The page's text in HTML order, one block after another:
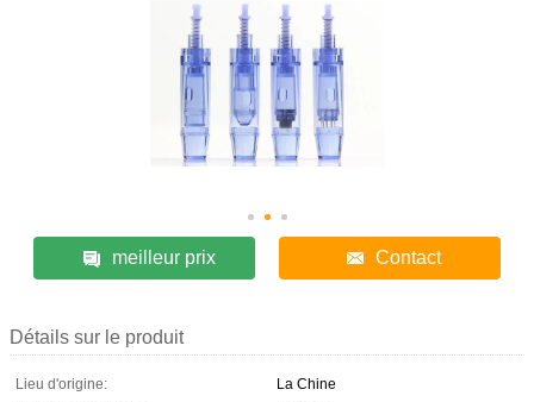
meilleur prix Contact
Détails sur le produit
Lieu d'origine:
La Chine